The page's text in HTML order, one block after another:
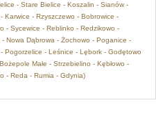
- Stare Bielice - Koszalin - Sianów -
Karwice - Rzyszczewo - Bobrowice -
- Sycewice - Reblinko - Redzikowo -
Nowa Dąbrowa - Żochowo - Poganice -
Pogorzelice - Leśnice - Lębork - Godętowo
Małe - Strzebielino - Kębłowo -
- Reda - Rumia - Gdynia)